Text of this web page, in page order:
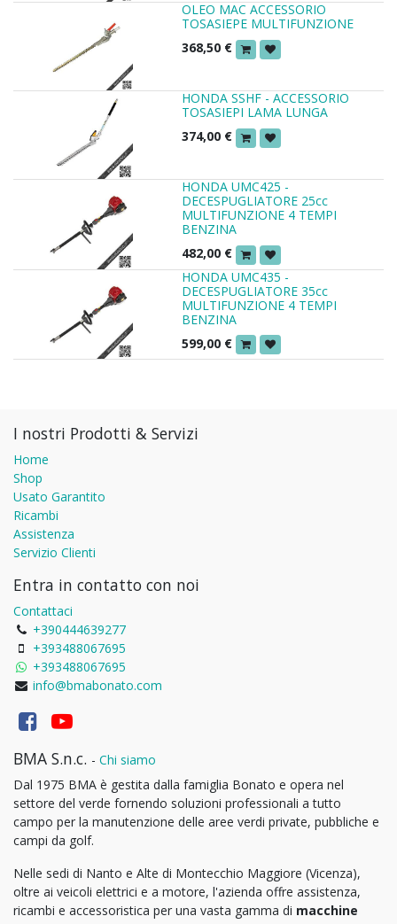
OLEO MAC ACCESSORIO
TOSASIEPE MULTIFUNZIONE
368,50 €
HONDA SSHF - ACCESSORIO
TOSASIEPI LAMA LUNGA
374,00 €
HONDA UMC425 -
DECESPUGLIATORE 25cc
MULTIFUNZIONE 4 TEMPI
BENZINA
482,00 €
HONDA UMC435 -
DECESPUGLIATORE 35cc
MULTIFUNZIONE 4 TEMPI
BENZINA
599,00 €
I nostri Prodotti & Servizi
Home
Shop
Usato Garantito
Ricambi
Assistenza
Servizio Clienti
Entra in contatto con noi
Contattaci
+390444639277
+393488067695
+393488067695
info@bmabonato.com
BMA S.n.c. - Chi siamo
Dal 1975 BMA è gestita dalla famiglia Bonato e opera nel
settore del verde fornendo soluzioni professionali a tutto
campo per la manutenzione delle aree verdi private, pubbliche e
campi da golf.
Nelle sedi di Nanto e Alte di Montecchio Maggiore (Vicenza),
oltre ai veicoli elettrici e a motore, l'azienda offre assistenza,
ricambi e accessoristica per una vasta gamma di macchine